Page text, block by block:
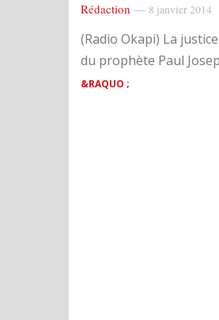
Rédaction — 8 janvier 2014
(Radio Okapi) La
du prophète Paul
&RAQUO ;